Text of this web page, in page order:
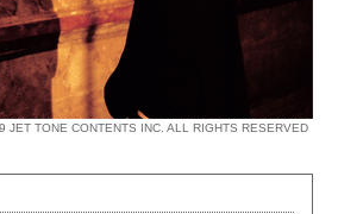
TONE CONTENTS INC. ALL RIGHTS RESERVED